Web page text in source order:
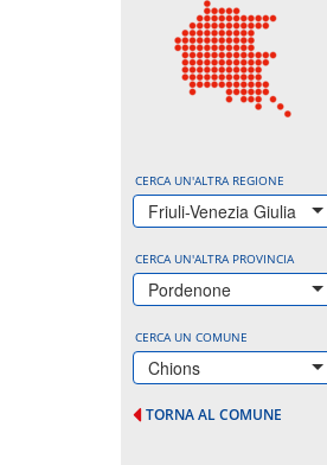
CERCA UN'ALTRA REGIONE
Friuli-Venezia Giulia
CERCA UN'ALTRA PROVINCIA
Pordenone
CERCA UN COMUNE
Chions
TORNA AL COMUNE